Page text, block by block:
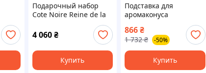
Подарочный набор
Cote Noire Reine de la
4 060 ₴
Купить
Подставка для
аромаконуса
Фукорекудо с эффектом
водопада для жидкого
дыма и создания
атмосферы
866₴
1 732 ₴ -50%
Купить